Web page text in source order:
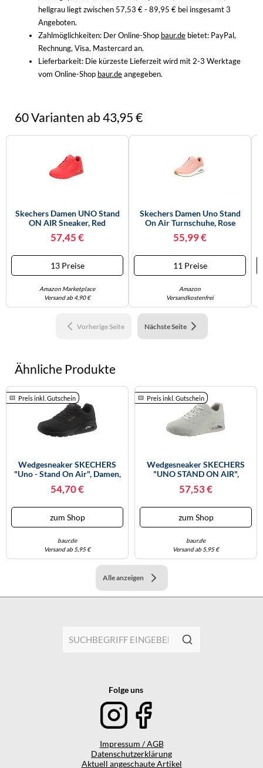
hellgrau liegt zwischen 57,53 € - 89,95 € bei insgesamt 3
Angeboten.
Zahlmöglichkeiten: Der Online-Shop baur.de bietet: PayPal,
Rechnung, Visa, Mastercard an.
Lieferbarkeit: Die kürzeste Lieferzeit wird mit 2-3 Werktage
vom Online-Shop baur.deangegeben.
60 Varianten ab 43,95 €
Skechers Damen UNO Stand
ON AIR Sneaker, Red
Durabuck, 41 EU
57,45 €
13 Preise
Amazon Marketplace
Versand ab 4,90 €
Skechers Damen Uno Stand
On Air Turnschuhe, Rose
Durabuck/ Mesh, 40 EU
55,99 €
11 Preise
Amazon
Versandkostenfrei
Vorherige Seite Nächste Seite
Ähnliche Produkte
Preis inkl. Gutschein
Wedgesneaker SKECHERS
"Uno - Stand On Air", Damen,
Schuhe Modernsneaker
Feiner Perforation, Topseller
(49840433-42)
54,70 €
zum Shop
baur.de
Versand ab 5,95 €
Preis inkl. Gutschein
Wedgesneaker SKECHERS
"UNO STAND ON AIR",
(hellgrau), Lederimitat,
Weich Gepolsterte Innensohle,
Topseller (63697569-42)
Hellgrau
57,53 €
zum Shop
baur.de
Versand ab 5,95 €
Alle anzeigen
Folge uns
Impressum / AGB
Datenschutzerklärung
Aktuell angeschaute Artikel